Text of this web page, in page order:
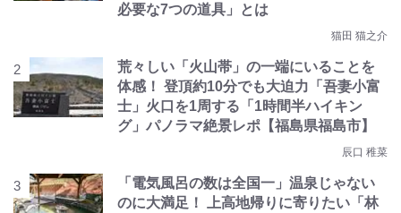
必要な7つの道具」とは
猫田 猫之介
荒々しい「火山帯」の一端にいることを
体感！ 登頂約10分でも大迫力「吾妻小富
士」火口を1周する「1時間半ハイキン
グ」パノラマ絶景レポ【福島県福島市】
辰口 稚菜
「電気風呂の数は全国一」温泉じゃない
のに大満足！ 上高地帰りに寄りたい「林